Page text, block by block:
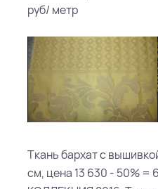
руб/ метр
Ткань бархат с
см, цена 13 630 - 50% =